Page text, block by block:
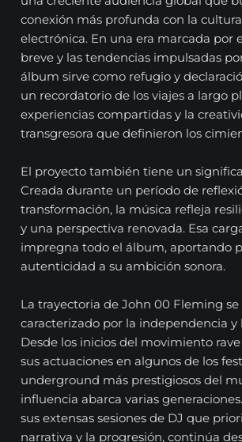
conexión más profunda con la
electrónica. En una era marcada por
breve y las tendencias impulsadas
álbum sirve como refugio y
un recordatorio de los viajes a largo
experiencias compartidas y la
transgresora que definieron los
El proyecto también tiene un
Creada durante un período de
transformación, la música refleja
y una perspectiva renovada. Esa
impregna todo el álbum, aportando
autenticidad a su ambición sonora.
La trayectoria de John 00 Fleming se
caracterizado por la independencia y
Desde los inicios del movimiento
sus actuaciones en algunos de los
underground más prestigiosos del
influencia abarca varias
sus extensas sesiones de DJ que
narrativa y la progresión, continúa